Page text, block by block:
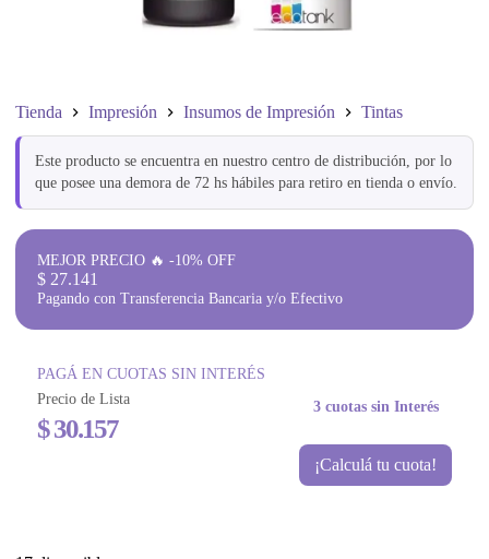
Tienda Impresión Insumos de Impresión Tintas
Este producto se encuentra en nuestro centro de distribución, por lo
que posee una demora de 72 hs hábiles para retiro en tienda o envío.
MEJOR PRECIO 🔥 -10% OFF
$ 27.141
Pagando con Transferencia Bancaria y/o Efectivo
PAGÁ EN CUOTAS SIN INTERÉS
Precio de Lista
$30.157
3 cuotas sin Interés
¡Calculá tu cuota!